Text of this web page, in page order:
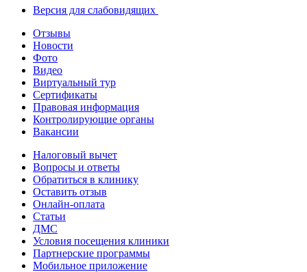
Версия для слабовидящих
Отзывы
Новости
Фото
Видео
Виртуальный тур
Сертификаты
Правовая информация
Контролирующие органы
Вакансии
Налоговый вычет
Вопросы и ответы
Обратиться в клинику
Оставить отзыв
Онлайн-оплата
Статьи
ДМС
Условия посещения клиники
Партнерские программы
Мобильное приложение